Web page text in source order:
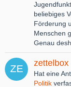
beliebiges
Förderung
Menschen
Genau
zettelbox
Hat eine
Politik